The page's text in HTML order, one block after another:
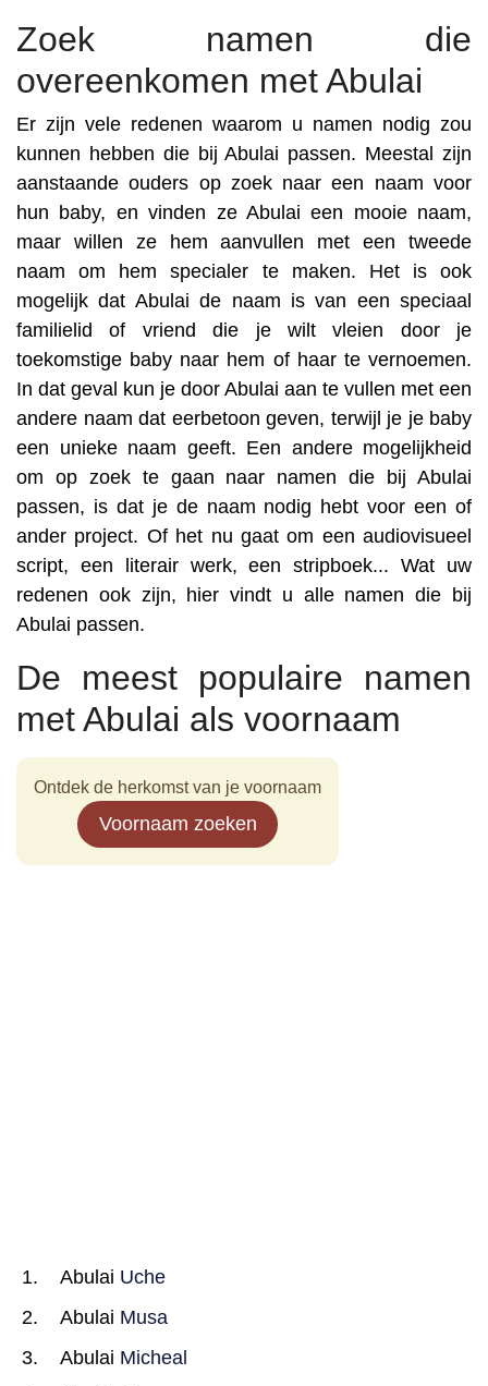
Zoek namen die
overeenkomen met Abulai
Er zijn vele redenen waarom u namen nodig zou
kunnen hebben die bij Abulai passen. Meestal zijn
aanstaande ouders op zoek naar een naam voor
hun baby, en vinden ze Abulai een mooie naam,
maar willen ze hem aanvullen met een tweede
naam om hem specialer te maken. Het is ook
mogelijk dat Abulai de naam is van een speciaal
familielid of vriend die je wilt vleien door je
toekomstige baby naar hem of haar te vernoemen.
In dat geval kun je door Abulai aan te vullen met een
andere naam dat eerbetoon geven, terwijl je je baby
een unieke naam geeft. Een andere mogelijkheid
om op zoek te gaan naar namen die bij Abulai
passen, is dat je de naam nodig hebt voor een of
ander project. Of het nu gaat om een audiovisueel
script, een literair werk, een stripboek... Wat uw
redenen ook zijn, hier vindt u alle namen die bij
Abulai passen.
De meest populaire namen
met Abulai als voornaam
Ontdek de herkomst van je voornaam
Voornaam zoeken
Abulai Uche
Abulai Musa
Abulai Micheal